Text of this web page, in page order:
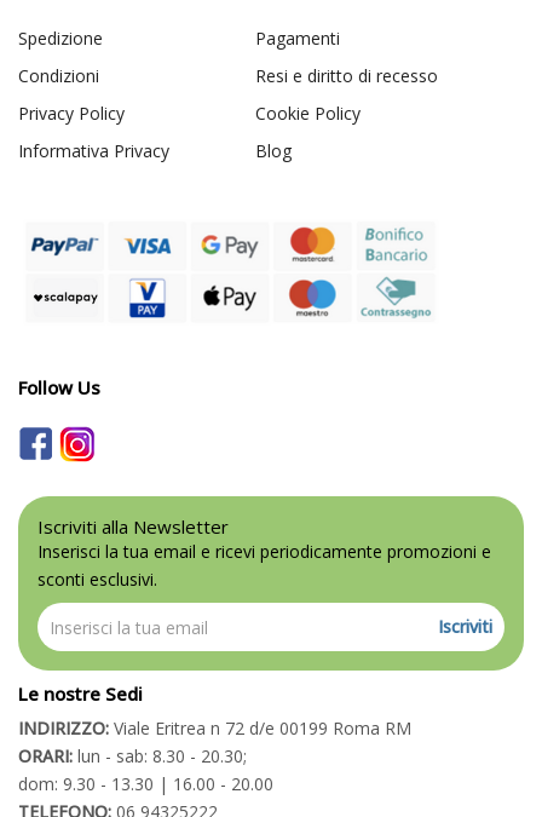
Spedizione
Pagamenti
Condizioni
Resi e diritto di recesso
Privacy Policy
Cookie Policy
Informativa Privacy
Blog
Follow Us
Iscriviti alla Newsletter
Inserisci la tua email e ricevi periodicamente promozioni e
sconti esclusivi.
Iscriviti
Le nostre Sedi
INDIRIZZO: Viale Eritrea n 72 d/e 00199 Roma RM
ORARI: lun - sab: 8.30 - 20.30;
dom: 9.30 - 13.30 | 16.00 - 20.00
TELEFONO: 06 94325222